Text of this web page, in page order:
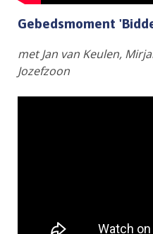
Gebedsmoment
met Jan van Keulen,
Jozefzoon